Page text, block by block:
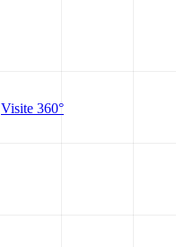
Visite 360°